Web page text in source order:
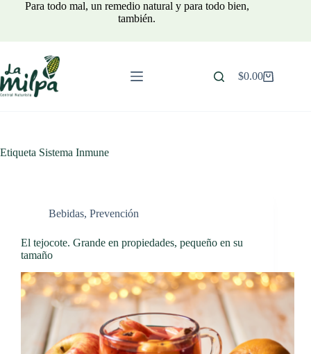
Para todo mal, un remedio natural y para todo bien,
también.
Carro
$0.00
Etiqueta Sistema Inmune
Bebidas, Prevención
El tejocote. Grande en propiedades, pequeño en su
tamaño